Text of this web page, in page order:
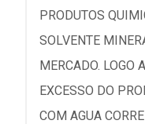
PRODUTOS
SOLVENTE
MERCADO. LOGO
EXCESSO DO
COM AGUA